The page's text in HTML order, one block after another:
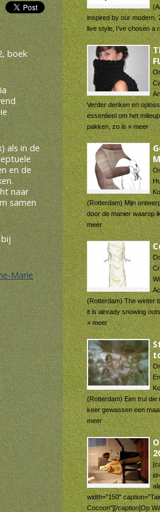
boek
als in de
en de
naar
samen
Marie
inspired by our modern,
live style, I’ve chosen a
Verder denken en
essentieel om het
pakken, zo is » meer
(Rotterdam) Mijn
door de manier waarop
meer
(Rotterdam) The winter
it is already snowing
» meer
(Rotterdam) Een trui die
keer gewassen een
meer
width="150"
Cocoon"][/caption]Op